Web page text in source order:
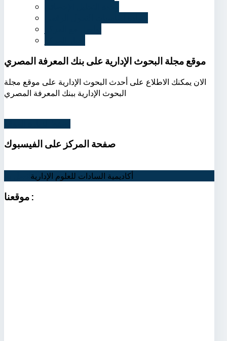
موقع مجلة البحوث الإدارية على بنك المعرفة المصري
الان يمكنك الاطلاع على أحدث البحوث الإدارية على موقع مجلة
البحوث الإدارية ببنك المعرفة المصري
صفحة المركز على الفيسبوك
أكاديمية السادات للعلوم الإدارية
: